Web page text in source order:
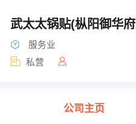
武太太锅贴(枞阳御华府
服务业
私营
公司主页